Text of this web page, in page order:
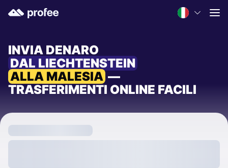
INVIA DENARO
DAL LIECHTENSTEIN
ALLA MALESIA —
TRASFERIMENTI ONLINE FACILI